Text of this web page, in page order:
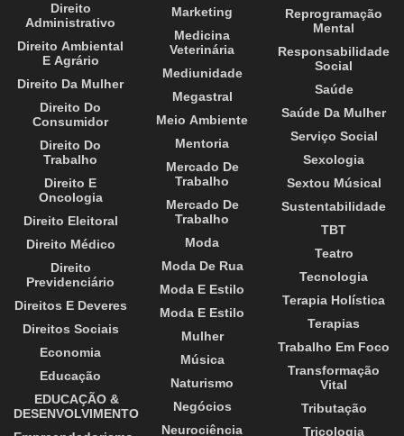
Direito
Administrativo
Direito Ambiental
E Agrário
Direito Da Mulher
Direito Do
Consumidor
Direito Do
Trabalho
Direito E
Oncologia
Direito Eleitoral
Direito Médico
Direito
Previdenciário
Direitos E Deveres
Direitos Sociais
Economia
Educação
EDUCAÇÃO &
DESENVOLVIMENTO
Marketing
Medicina
Veterinária
Mediunidade
Megastral
Meio Ambiente
Mentoria
Mercado De
Trabalho
Mercado De
Trabalho
Moda
Moda De Rua
Moda E Estilo
Moda E Estilo
Mulher
Música
Naturismo
Negócios
Neurociência
Reprogramação
Mental
Responsabilidade
Social
Saúde
Saúde Da Mulher
Serviço Social
Sexologia
Sextou Músical
Sustentabilidade
TBT
Teatro
Tecnologia
Terapia Holística
Terapias
Trabalho Em Foco
Transformação
Vital
Tributação
Tricologia